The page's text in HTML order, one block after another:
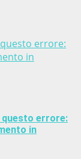
errore:
in
errore:
in